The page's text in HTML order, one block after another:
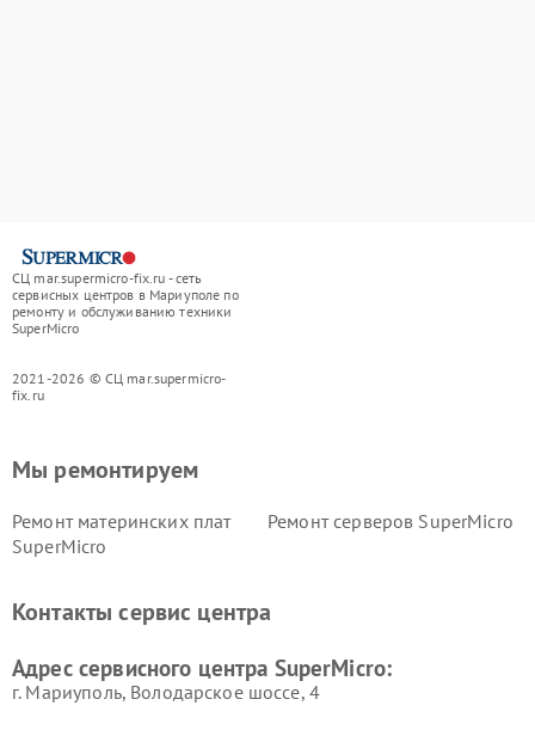
СЦ mar.supermicro-fix.ru - сеть
сервисных центров в Мариуполе по
ремонту и обслуживанию техники
SuperMicro
2021-2026 © СЦ mar.supermicro-
fix.ru
Мы ремонтируем
Ремонт материнских плат
SuperMicro
Ремонт серверов SuperMicro
Контакты сервис центра
Адрес сервисного центра SuperMicro:
г. Мариуполь, Володарское шоссе, 4